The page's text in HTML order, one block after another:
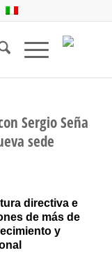
Sergio Seña
sede
directiva e
de más de
y